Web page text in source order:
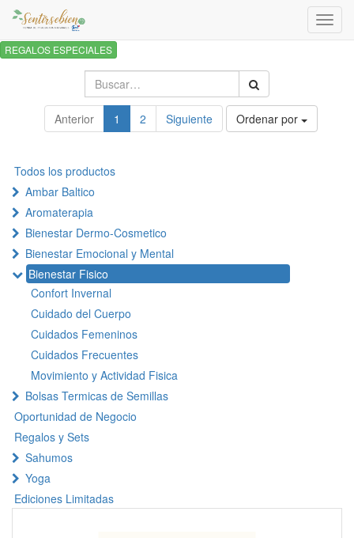
REGALOS ESPECIALES
Anterior 1 2 Siguiente Ordenar por
Todos los productos
Ambar Baltico
Aromaterapia
Bienestar Dermo-Cosmetico
Bienestar Emocional y Mental
Bienestar Fisico
Confort Invernal
Cuidado del Cuerpo
Cuidados Femeninos
Cuidados Frecuentes
Movimiento y Actividad Fisica
Bolsas Termicas de Semillas
Oportunidad de Negocio
Regalos y Sets
Sahumos
Yoga
Ediciones Limitadas